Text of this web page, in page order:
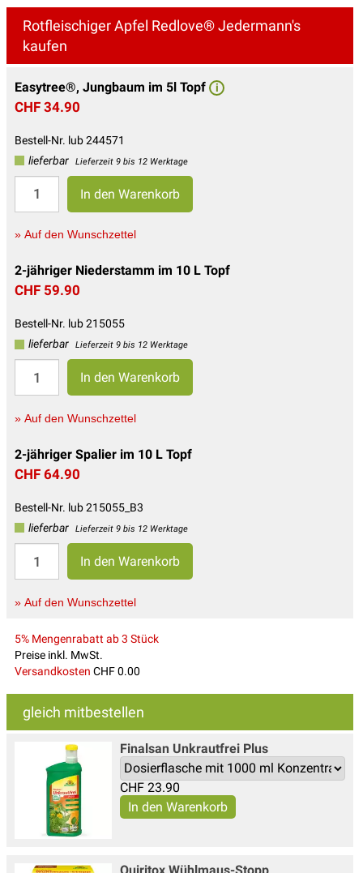
Rotfleischiger Apfel Redlove® Jedermann's
kaufen
Easytree®, Jungbaum im 5l Topf i
CHF 34.90
Bestell-Nr. lub 244571
lieferbar
Lieferzeit 9 bis 12 Werktage
» Auf den Wunschzettel
2-jähriger Niederstamm im 10 L Topf
CHF 59.90
Bestell-Nr. lub 215055
lieferbar
Lieferzeit 9 bis 12 Werktage
» Auf den Wunschzettel
2-jähriger Spalier im 10 L Topf
CHF 64.90
Bestell-Nr. lub 215055_B3
lieferbar
Lieferzeit 9 bis 12 Werktage
» Auf den Wunschzettel
5% Mengenrabatt ab 3 Stück
Preise inkl. MwSt.
Versandkosten CHF 0.00
gleich mitbestellen
Finalsan Unkrautfrei Plus
CHF 23.90